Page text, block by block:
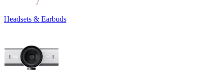
Headsets & Earbuds